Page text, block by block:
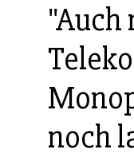
"Auch
noch